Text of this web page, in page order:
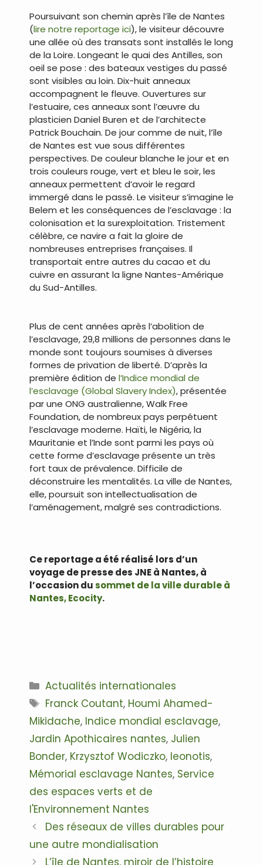
Poursuivant son chemin après l’île de Nantes
(lire notre reportage ici), le visiteur découvre
une allée où des transats sont installés le long
de la Loire. Longeant le quai des Antilles, son
oeil se pose : des bateaux vestiges du passé
sont visibles au loin. Dix-huit anneaux
accompagnent le fleuve. Ouvertures sur
l’estuaire, ces anneaux sont l’œuvre du
plasticien Daniel Buren et de l’architecte
Patrick Bouchain. De jour comme de nuit, l’île
de Nantes est vue sous différentes
perspectives. De couleur blanche le jour et en
trois couleurs rouge, vert et bleu le soir, les
anneaux permettent d’avoir le regard
immergé dans le passé. Le visiteur s’imagine le
Belem et les conséquences de l’esclavage : la
colonisation et la surexploitation. Tristement
célèbre, ce navire a fait la gloire de
nombreuses entreprises françaises. Il
transportait entre autres du cacao et du
cuivre en assurant la ligne Nantes-Amérique
du Sud-Antilles.
Plus de cent années après l’abolition de
l’esclavage, 29,8 millions de personnes dans le
monde sont toujours soumises à diverses
formes de privation de liberté. D’après la
première édition de l’Indice mondial de
l’esclavage (Global Slavery Index), présentée
par une ONG australienne, Walk Free
Foundation, de nombreux pays perpétuent
l’esclavage moderne. Haïti, le Nigéria, la
Mauritanie et l’Inde sont parmi les pays où
cette forme d’esclavage présente un très
fort taux de prévalence. Difficile de
déconstruire les mentalités. La ville de Nantes,
elle, poursuit son intellectualisation de
l’aménagement, malgré ses contradictions.
Ce reportage a été réalisé lors d’un
voyage de presse des JNE à Nantes, à
l’occasion dusommet de la ville durable à
Nantes, Ecocity.
Catégories
Actualités internationales
Étiquettes
Franck Coutant, Houmi Ahamed-
Mikidache, Indice mondial esclavage,
Jardin Apothicaires nantes, Julien
Bonder, Krzysztof Wodiczko, leonotis,
Mémorial esclavage Nantes, Service
des espaces verts et de
l'Environnement Nantes
Navigation
des
articles
Des réseaux de villes durables pour
une autre mondialisation